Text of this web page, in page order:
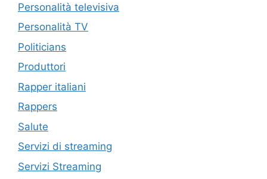
Personalità televisiva
Personalità TV
Politicians
Produttori
Rapper italiani
Rappers
Salute
Servizi di streaming
Servizi Streaming